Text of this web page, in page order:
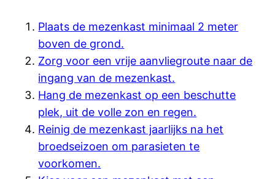
Plaats de mezenkast minimaal 2 meter
boven de grond.
Zorg voor een vrije aanvliegroute naar de
ingang van de mezenkast.
Hang de mezenkast op een beschutte
plek, uit de volle zon en regen.
Reinig de mezenkast jaarlijks na het
broedseizoen om parasieten te
voorkomen.